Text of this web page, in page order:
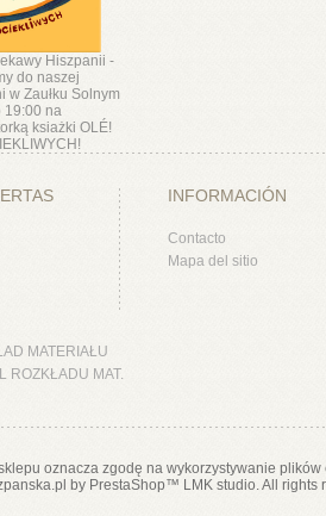
Hiszpanii -
do naszej
w Zaułku Solnym
19:00 na
ksiażki OLÉ!
INFORMACIÓN
Contacto
Mapa del sitio
MATERIAŁU
ROZKŁADU MAT.
oznacza zgodę na wykorzystywanie
by PrestaShop™ LMK studio. All rights